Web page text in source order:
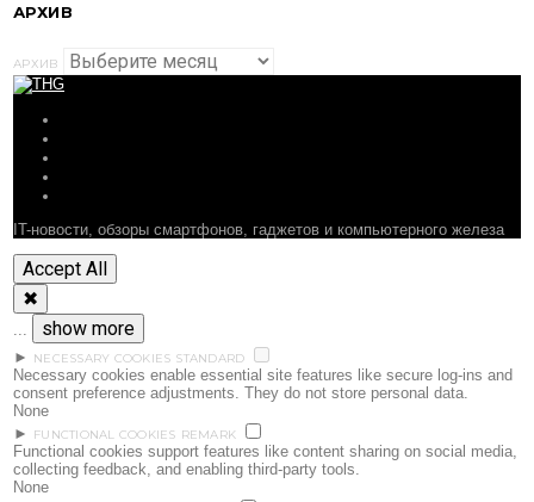
АРХИВ
АРХИВ
IT-новости, обзоры смартфонов, гаджетов и компьютерного железа
Accept All
✖
show more
► NECESSARY COOKIES STANDARD
Necessary cookies enable essential site features like secure log-ins and
consent preference adjustments. They do not store personal data.
None
►
FUNCTIONAL COOKIES REMARK
Functional cookies support features like content sharing on social media,
collecting feedback, and enabling third-party tools.
None